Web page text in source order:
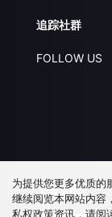
追踪社群
FOLLOW US
下载 APP
为提供您更多优质的
继续阅览本网站内容
私权政策资讯，请阅